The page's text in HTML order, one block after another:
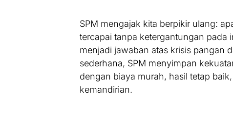
SPM mengajak kita berpikir ulang:
tercapai tanpa ketergantungan pada
menjadi jawaban atas krisis pangan
sederhana, SPM menyimpan
dengan biaya murah, hasil tetap
kemandirian.